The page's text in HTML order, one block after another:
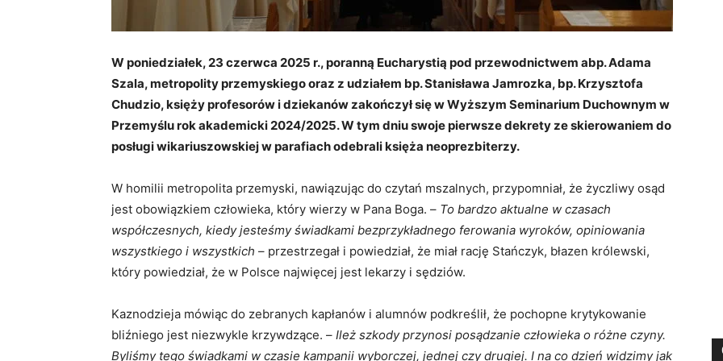
W poniedziałek, 23 czerwca 2025 r., poranną Eucharystią pod przewodnictwem abp. Adama
Szala, metropolity przemyskiego oraz z udziałem bp. Stanisława Jamrozka, bp. Krzysztofa
Chudzio, księży profesorów i dziekanów zakończył się w Wyższym Seminarium Duchownym w
Przemyślu rok akademicki 2024/2025. W tym dniu swoje pierwsze dekrety ze skierowaniem do
posługi wikariuszowskiej w parafiach odebrali księża neoprezbiterzy.
W homilii metropolita przemyski, nawiązując do czytań mszalnych, przypomniał, że życzliwy osąd
jest obowiązkiem człowieka, który wierzy w Pana Boga. – To bardzo aktualne w czasach
współczesnych, kiedy jesteśmy świadkami bezprzykładnego ferowania wyroków, opiniowania
wszystkiego i wszystkich – przestrzegał i powiedział, że miał rację Stańczyk, błazen królewski,
który powiedział, że w Polsce najwięcej jest lekarzy i sędziów.
Kaznodzieja mówiąc do zebranych kapłanów i alumnów podkreślił, że pochopne krytykowanie
bliźniego jest niezwykle krzywdzące. – Ileż szkody przynosi posądzanie człowieka o różne czyny.
Byliśmy tego świadkami w czasie kampanii wyborczej, jednej czy drugiej. I na co dzień widzimy jak